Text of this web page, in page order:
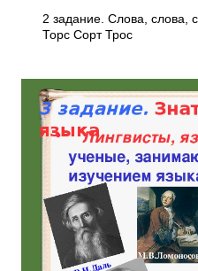
2 задание. Слова, слова,
Торс Сорт Трос